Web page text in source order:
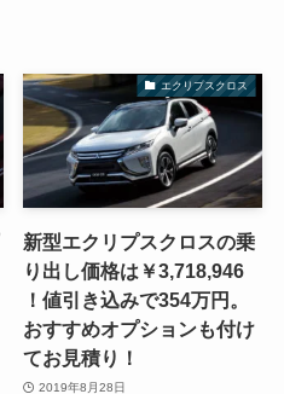
エクリプスクロス
新型エクリプスクロスの乗
り出し価格は￥3,718,946
！値引き込みで354万円。
おすすめオプションも付け
てお見積り！
2019年8月28日